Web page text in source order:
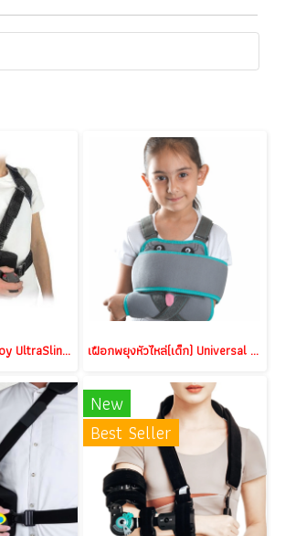
อาร์มสลิงบอล DonJoy UltraSling PRO เฝือกพยุงหัวไหล่(เด็ก) Universal Shoulder immobilizer(Child)
New
Best Seller